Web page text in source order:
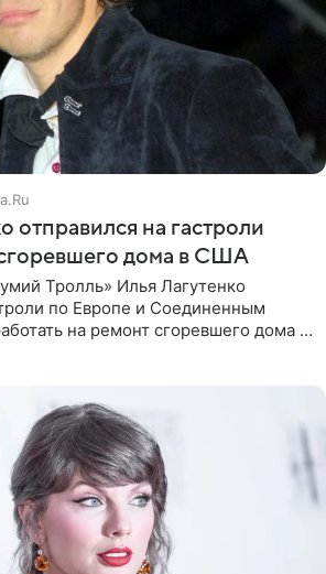
отправился на гастроли
дома в США
Тролль» Илья Лагутенко
по Европе и Соединенным
на ремонт сгоревшего дома в